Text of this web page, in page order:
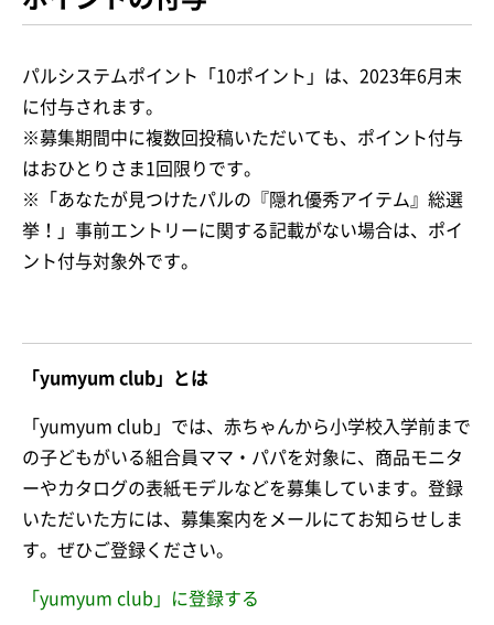
パルシステムポイント「10ポイント」は、2023年6月末
に付与されます。
※募集期間中に複数回投稿いただいても、ポイント付与
はおひとりさま1回限りです。
※「あなたが見つけたパルの『隠れ優秀アイテム』総選
挙！」事前エントリーに関する記載がない場合は、ポイ
ント付与対象外です。
「yumyum club」とは
「yumyum club」では、赤ちゃんから小学校入学前まで
の子どもがいる組合員ママ・パパを対象に、商品モニタ
ーやカタログの表紙モデルなどを募集しています。登録
いただいた方には、募集案内をメールにてお知らせしま
す。ぜひご登録ください。
「yumyum club」に登録する